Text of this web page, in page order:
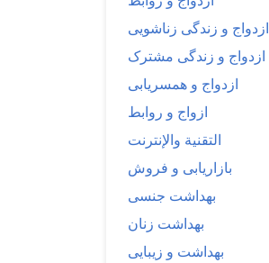
ازدواج و زندگی زناشویی
ازدواج و زندگی مشترک
ازدواج و همسریابی
ازواج و روابط
التقنية والإنترنت
بازاریابی و فروش
بهداشت جنسی
بهداشت زنان
بهداشت و زیبایی